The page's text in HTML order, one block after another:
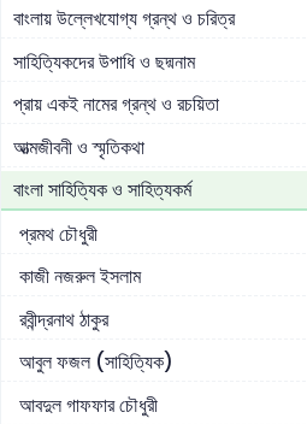
বাংলায় উল্লেখযোগ্য গ্রন্থ ও চরিত্র
সাহিত্যিকদের উপাধি ও ছদ্মনাম
প্রায় একই নামের গ্রন্থ ও রচয়িতা
আত্মজীবনী ও স্মৃতিকথা
বাংলা সাহিত্যিক ও সাহিত্যকর্ম
প্রমথ চৌধুরী
কাজী নজরুল ইসলাম
রবীন্দ্রনাথ ঠাকুর
আবুল ফজল (সাহিত্যিক)
আবদুল গাফফার চৌধুরী